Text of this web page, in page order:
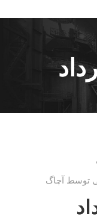
توسط آچاگ
خرداد